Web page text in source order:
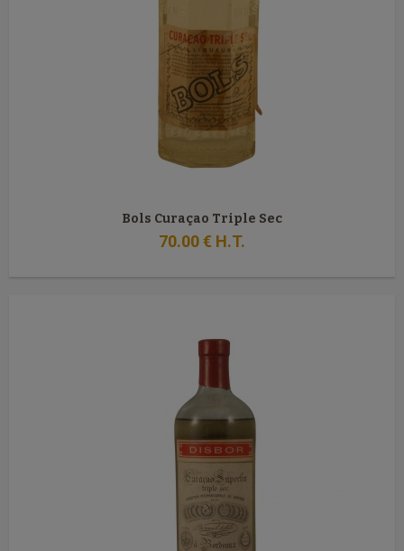
Bols Curaçao Triple Sec
70.00€ H.T.